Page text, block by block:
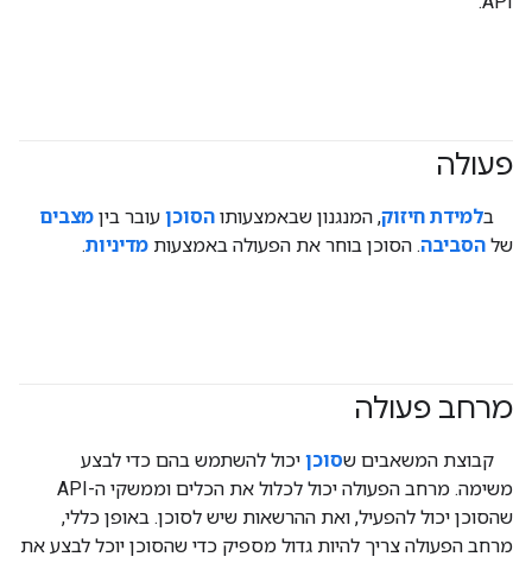
פעולה
#agent
בלמידת חיזוק, המנגנון שבאמצעותו הסוכן עובר בין מצבים
של הסביבה. הסוכן בוחר את הפעולה באמצעות מדיניות.
מרחב פעולה
#agent
קבוצת המשאבים שסוכן יכול להשתמש בהם כדי לבצע
משימה. מרחב הפעולה יכול לכלול את הכלים וממשקי ה-API
שהסוכן יכול להפעיל, ואת ההרשאות שיש לסוכן. באופן כללי,
מרחב הפעולה צריך להיות גדול מספיק כדי שהסוכן יוכל לבצע את